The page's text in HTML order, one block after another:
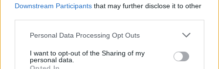
Downstream Participants that may further disclose it to other
Personal Data Processing Opt Outs
I want to opt-out of the Sharing of my
personal data.